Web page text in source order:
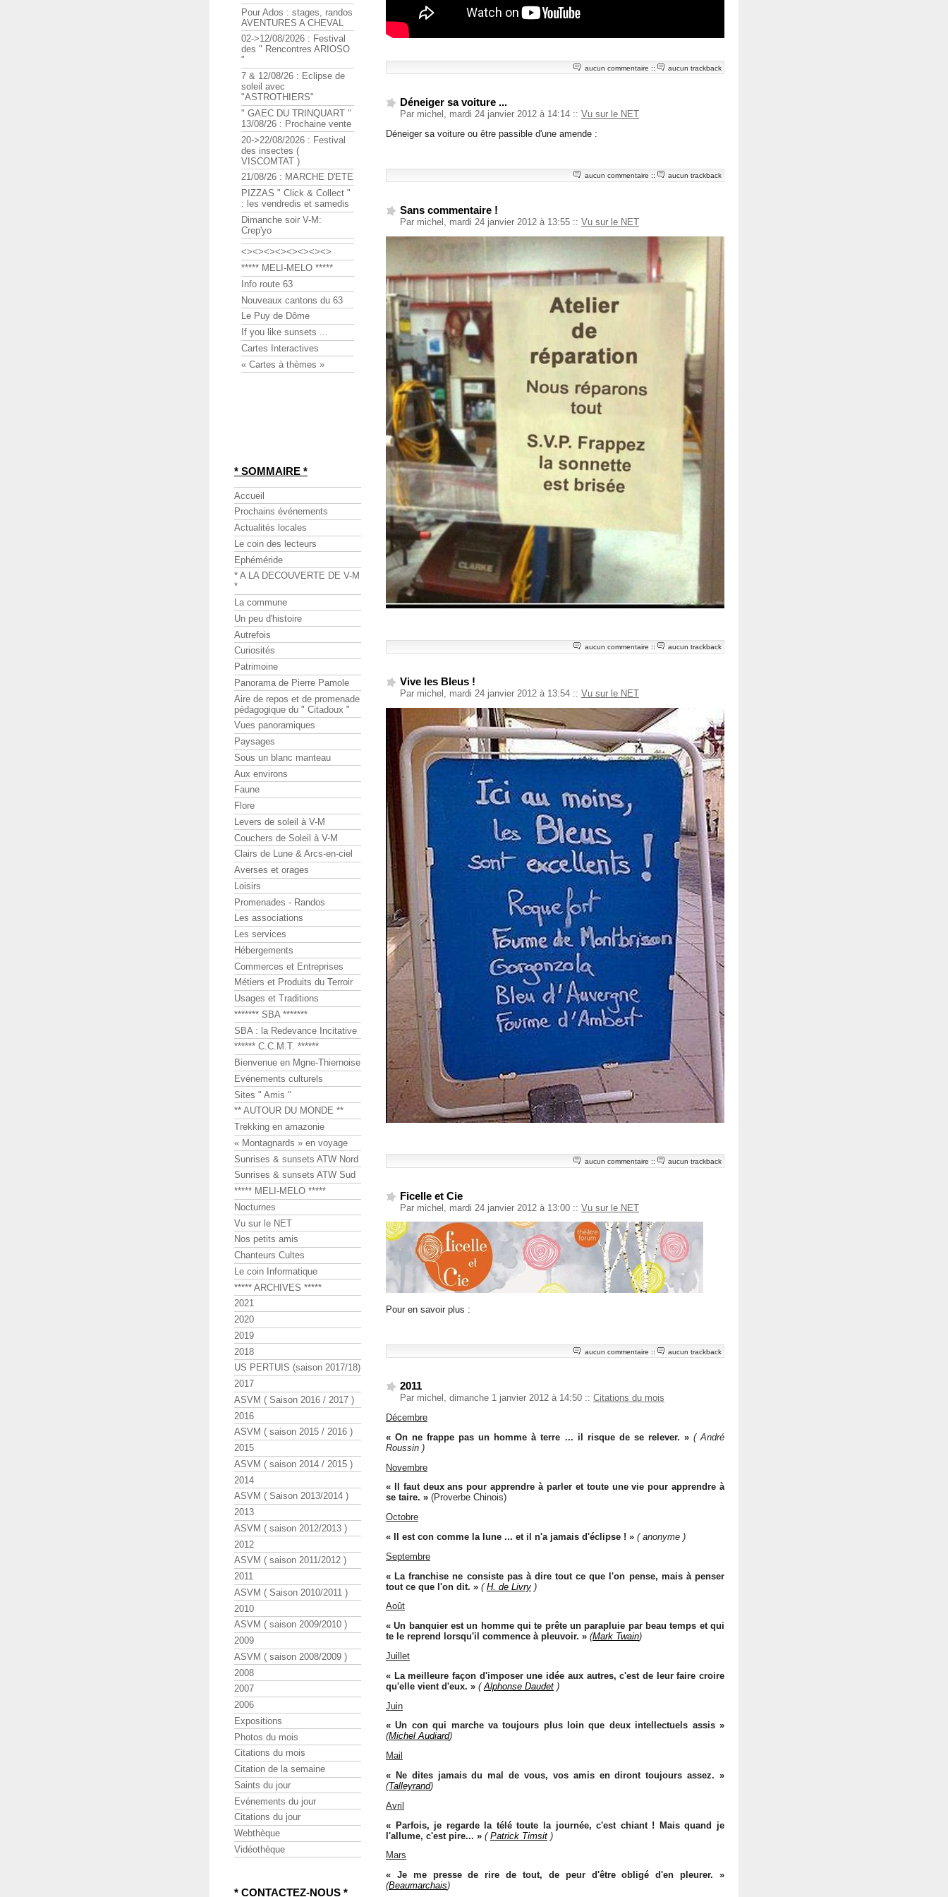
aucun commentaire :: aucun trackback
Déneiger sa voiture ...
Par michel, mardi 24 janvier 2012 à 14:14 :: Vu sur le NET
Déneiger sa voiture ou être passible d'une amende :
aucun commentaire :: aucun trackback
Sans commentaire !
Par michel, mardi 24 janvier 2012 à 13:55 :: Vu sur le NET
aucun commentaire :: aucun trackback
Vive les Bleus !
Par michel, mardi 24 janvier 2012 à 13:54 :: Vu sur le NET
aucun commentaire :: aucun trackback
Ficelle et Cie
Par michel, mardi 24 janvier 2012 à 13:00 :: Vu sur le NET
Pour en savoir plus :
aucun commentaire :: aucun trackback
2011
Par michel, dimanche 1 janvier 2012 à 14:50 :: Citations du mois
Décembre
« On ne frappe pas un homme à terre ... il risque de se relever. » ( André
Roussin )
Novembre
« Il faut deux ans pour apprendre à parler et toute une vie pour apprendre à
se taire. » (Proverbe Chinois)
Octobre
« Il est con comme la lune ... et il n'a jamais d'éclipse ! » ( anonyme )
Septembre
« La franchise ne consiste pas à dire tout ce que l'on pense, mais à penser
tout ce que l'on dit. » ( H. de Livry )
Août
« Un banquier est un homme qui te prête un parapluie par beau temps et qui
te le reprend lorsqu'il commence à pleuvoir. » (Mark Twain)
Juillet
« La meilleure façon d'imposer une idée aux autres, c'est de leur faire croire
qu'elle vient d'eux. » ( Alphonse Daudet )
Juin
« Un con qui marche va toujours plus loin que deux intellectuels assis »
(Michel Audiard)
Mail
« Ne dites jamais du mal de vous, vos amis en diront toujours assez. »
(Talleyrand)
Avril
« Parfois, je regarde la télé toute la journée, c'est chiant ! Mais quand je
l'allume, c'est pire... » ( Patrick Timsit )
Mars
« Je me presse de rire de tout, de peur d'être obligé d'en pleurer. »
(Beaumarchais)
Pour Ados : stages, randos
AVENTURES A CHEVAL
02->12/08/2026 : Festival
des " Rencontres ARIOSO
"
7 & 12/08/26 : Eclipse de
soleil avec
"ASTROTHIERS"
" GAEC DU TRINQUART "
13/08/26 : Prochaine vente
20->22/08/2026 : Festival
des insectes (
VISCOMTAT )
21/08/26 : MARCHE D'ETE
PIZZAS " Click & Collect "
: les vendredis et samedis
Dimanche soir V-M:
Crep'yo
<><><><><><><><>
***** MELI-MELO *****
Info route 63
Nouveaux cantons du 63
Le Puy de Dôme
If you like sunsets ...
Cartes Interactives
« Cartes à thèmes »
* SOMMAIRE *
Accueil
Prochains événements
Actualités locales
Le coin des lecteurs
Ephéméride
* A LA DECOUVERTE DE V-M
*
La commune
Un peu d'histoire
Autrefois
Curiosités
Patrimoine
Panorama de Pierre Pamole
Aire de repos et de promenade
pédagogique du " Citadoux "
Vues panoramiques
Paysages
Sous un blanc manteau
Aux environs
Faune
Flore
Levers de soleil à V-M
Couchers de Soleil à V-M
Clairs de Lune & Arcs-en-ciel
Averses et orages
Loisirs
Promenades - Randos
Les associations
Les services
Hébergements
Commerces et Entreprises
Métiers et Produits du Terroir
Usages et Traditions
******* SBA *******
SBA : la Redevance Incitative
****** C.C.M.T. ******
Bienvenue en Mgne-Thiernoise
Evénements culturels
Sites " Amis "
** AUTOUR DU MONDE **
Trekking en amazonie
« Montagnards » en voyage
Sunrises & sunsets ATW Nord
Sunrises & sunsets ATW Sud
***** MELI-MELO *****
Nocturnes
Vu sur le NET
Nos petits amis
Chanteurs Cultes
Le coin Informatique
***** ARCHIVES *****
2021
2020
2019
2018
US PERTUIS (saison 2017/18)
2017
ASVM ( Saison 2016 / 2017 )
2016
ASVM ( saison 2015 / 2016 )
2015
ASVM ( saison 2014 / 2015 )
2014
ASVM ( Saison 2013/2014 )
2013
ASVM ( saison 2012/2013 )
2012
ASVM ( saison 2011/2012 )
2011
ASVM ( Saison 2010/2011 )
2010
ASVM ( saison 2009/2010 )
2009
ASVM ( saison 2008/2009 )
2008
2007
2006
Expositions
Photos du mois
Citations du mois
Citation de la semaine
Saints du jour
Evénements du jour
Citations du jour
Webthèque
Vidéothèque
* CONTACTEZ-NOUS *